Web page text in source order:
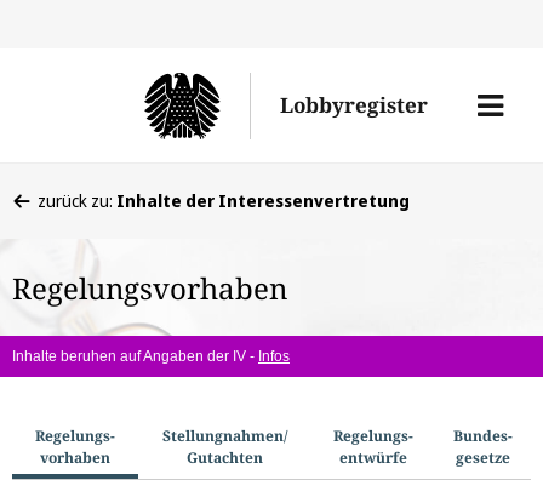
den
Lobbyregister
Menü
befinden
hier:
zurück zu: Inhalte der Interessenvertretung
Regelungsvorhaben
Inhalte beruhen auf Angaben der IV - Infos
u
Regelungs­
vorhaben
Stellungnahmen/​
Gutachten
Regelungs­
entwürfe
Bundes­
gesetze